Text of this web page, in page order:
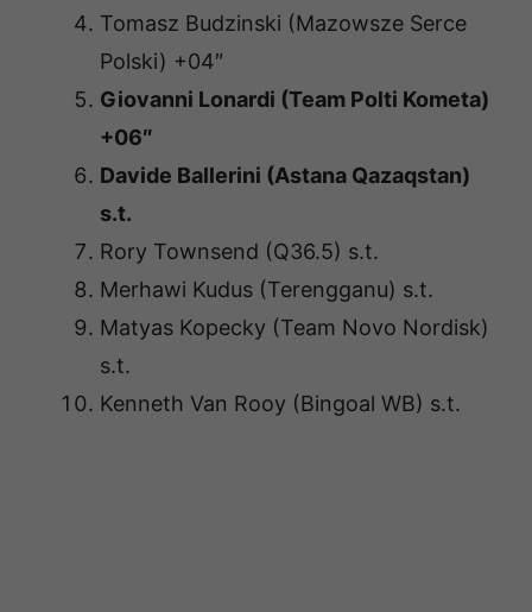
Tomasz Budzinski (Mazowsze Serce
Polski) +04″
Giovanni Lonardi (Team Polti Kometa)
+06″
Davide Ballerini (Astana Qazaqstan)
s.t.
Rory Townsend (Q36.5) s.t.
Merhawi Kudus (Terengganu) s.t.
Matyas Kopecky (Team Novo Nordisk)
s.t.
Kenneth Van Rooy (Bingoal WB) s.t.